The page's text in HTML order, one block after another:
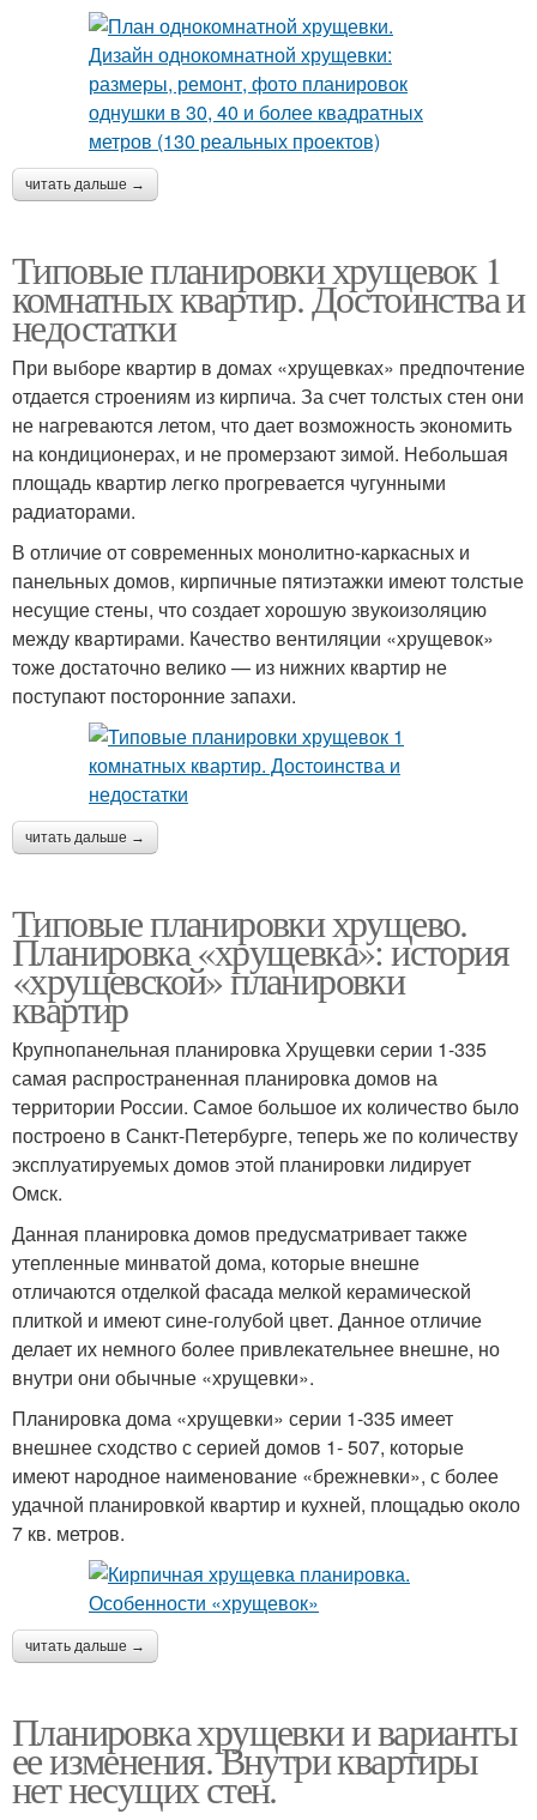
читать дальше →
Типовые планировки хрущевок 1
комнатных квартир. Достоинства и
недостатки
При выборе квартир в домах «хрущевках» предпочтение
отдается строениям из кирпича. За счет толстых стен они
не нагреваются летом, что дает возможность экономить
на кондиционерах, и не промерзают зимой. Небольшая
площадь квартир легко прогревается чугунными
радиаторами.
В отличие от современных монолитно-каркасных и
панельных домов, кирпичные пятиэтажки имеют толстые
несущие стены, что создает хорошую звукоизоляцию
между квартирами. Качество вентиляции «хрущевок»
тоже достаточно велико — из нижних квартир не
поступают посторонние запахи.
читать дальше →
Типовые планировки хрущево.
Планировка «хрущевка»: история
«хрущевской» планировки
квартир
Крупнопанельная планировка Хрущевки серии 1-335
самая распространенная планировка домов на
территории России. Самое большое их количество было
построено в Санкт-Петербурге, теперь же по количеству
эксплуатируемых домов этой планировки лидирует
Омск.
Данная планировка домов предусматривает также
утепленные минватой дома, которые внешне
отличаются отделкой фасада мелкой керамической
плиткой и имеют сине-голубой цвет. Данное отличие
делает их немного более привлекательнее внешне, но
внутри они обычные «хрущевки».
Планировка дома «хрущевки» серии 1-335 имеет
внешнее сходство с серией домов 1- 507, которые
имеют народное наименование «брежневки», с более
удачной планировкой квартир и кухней, площадью около
7 кв. метров.
читать дальше →
Планировка хрущевки и варианты
ее изменения. Внутри квартиры
нет несущих стен.